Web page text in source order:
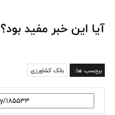
آیا این خبر مفید بود؟
برچسب ها: بانک کشاورزی